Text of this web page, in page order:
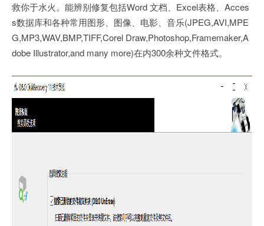
救你于水火。能辨别修复包括Word 文档、Excel表格、Acces
s数据库和各种常用图形、图像、电影、音乐(JPEG,AVI,MPE
G,MP3,WAV,BMP,TIFF,Corel Draw,Photoshop,Framemaker,A
dobe Illustrator,and many more)在内300余种文件格式。